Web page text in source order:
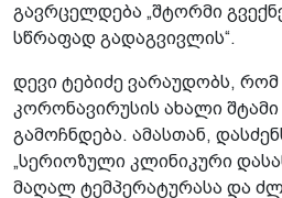
გავრცელდება „შტორმი
სწრაფად გადაგვივლის“.
დევი ტებიძე ვარაუდობს, რომ
კორონავირუსის ახალი შტამი
გამოჩნდება. ამასთან,
„სერიოზული კლინიკური
მაღალ ტემპერატურასა და